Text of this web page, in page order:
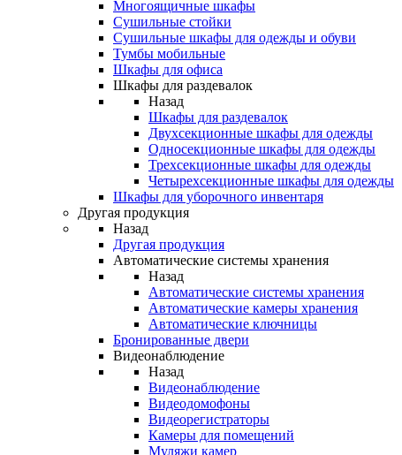
Многоящичные шкафы
Сушильные стойки
Сушильные шкафы для одежды и обуви
Тумбы мобильные
Шкафы для офиса
Шкафы для раздевалок
Назад
Шкафы для раздевалок
Двухсекционные шкафы для одежды
Односекционные шкафы для одежды
Трехсекционные шкафы для одежды
Четырехсекционные шкафы для одежды
Шкафы для уборочного инвентаря
Другая продукция
Назад
Другая продукция
Автоматические системы хранения
Назад
Автоматические системы хранения
Автоматические камеры хранения
Автоматические ключницы
Бронированные двери
Видеонаблюдение
Назад
Видеонаблюдение
Видеодомофоны
Видеорегистраторы
Камеры для помещений
Муляжи камер